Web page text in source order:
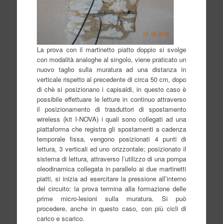
La prova con il martinetto piatto doppio si svolge
con modalità analoghe al singolo, viene praticato un
nuovo taglio sulla muratura ad una distanza in
verticale rispetto al precedente di circa 50 cm, dopo
di chè si posizionano i capisaldi, in questo caso è
possibile effettuare le letture in continuo attraverso
il posizionamento di trasduttori di spostamento
wireless (kit I-NOVA) i quali sono collegati ad una
piattaforma che registra gli spostamenti a cadenza
temporale fissa, vengono posizionati 4 punti di
lettura, 3 verticali ed uno orizzontale; posizionato il
sistema di lettura, attraverso l’utilizzo di una pompa
oleodinamica collegata in parallelo ai due martinetti
piatti, si inizia ad esercitare la pressione all’interno
del circuito: la prova termina alla formazione delle
prime micro-lesioni sulla muratura. Si può
procedere, anche in questo caso, con più cicli di
carico e scarico.